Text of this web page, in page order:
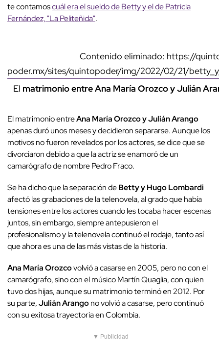
te contamoscuál era el sueldo de Betty y el de Patricia
Fernández, "La Peliteñida".
Contenido eliminado: https://
poder.mx/sites/quintopoder/img/2022/02/21/
El matrimonio entre Ana María Orozco y Julián
El matrimonio entreAna María Orozco y Julián Arango
apenas duró unos meses y decidieron separarse. Aunque los
motivos no fueron revelados por los actores, se dice que se
divorciaron debido a que la actriz se enamoró de un
camarógrafo de nombre Pedro Fraco.
Se ha dicho que la separación deBetty y Hugo Lombardi
afectó las grabaciones de la telenovela, al grado que había
tensiones entre los actores cuando les tocaba hacer escenas
juntos, sin embargo, siempre antepusieron el
profesionalismo y la telenovela continuó el rodaje, tanto así
que ahora es una de las más vistas de la historia.
Ana María Orozcovolvió a casarse en 2005, pero no con el
camarógrafo, sino con el músico Martín Quaglia, con quien
tuvo dos hijas, aunque su matrimonio terminó en 2012. Por
su parte,Julián Arangono volvió a casarse, pero continuó
con su exitosa trayectoria en Colombia.
▼ Publicidad